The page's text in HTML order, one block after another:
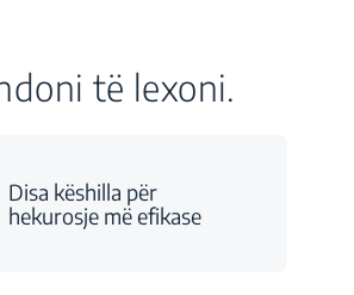
të lexoni.
Disa këshilla për
hekurosje më efikase